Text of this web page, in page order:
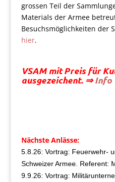
grossen Teil der
Materials der Armee
Besuchsmöglichkeiten der
hier.
VSAM mit Preis für
ausgezeichent. ⇒Info
Nächste Anlässe:
5.8.26: Vortrag: Feuerwehr-
Schweizer Armee. Referent:
9.9.26: Vortrag: